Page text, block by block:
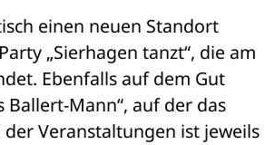
einen neuen Standort
„Sierhagen tanzt“, die am
Ebenfalls auf dem Gut
Ballert-Mann“, auf der das
Veranstaltungen ist jeweils